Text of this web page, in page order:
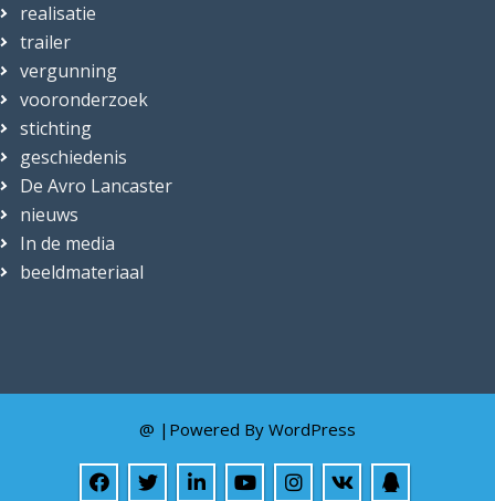
realisatie
trailer
vergunning
vooronderzoek
stichting
geschiedenis
De Avro Lancaster
nieuws
In de media
beeldmateriaal
@ |Powered By WordPress